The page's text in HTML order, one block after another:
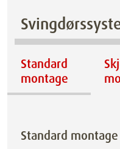
Standard
montage
Standard montage